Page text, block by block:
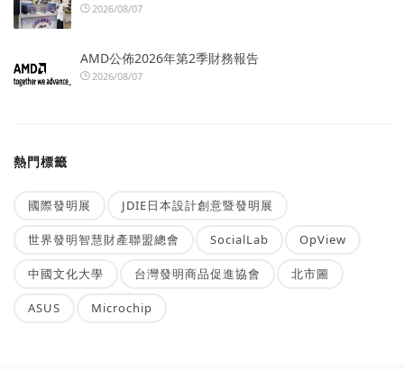
2026/08/07
AMD公佈2026年第2季財務報告
2026/08/07
熱門標籤
國際發明展 JDIE日本設計創意暨發明展
世界發明智慧財產聯盟總會 SocialLab OpView
中國文化大學 台灣發明商品促進協會 北市圖
ASUS Microchip